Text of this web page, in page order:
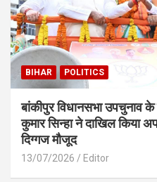
BIHAR POLITICS
बांकीपुर विधानसभा उपचुनाव
कुमार सिन्हा ने दाखिल किया
दिग्गज मौजूद
13/07/2026 Editor